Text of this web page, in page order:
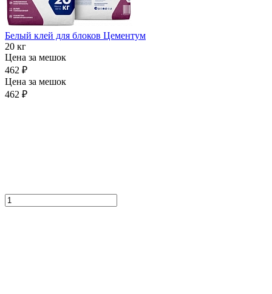
Белый клей для блоков Цементум
20 кг
Цена за мешок
462 ₽
Цена за мешок
462 ₽